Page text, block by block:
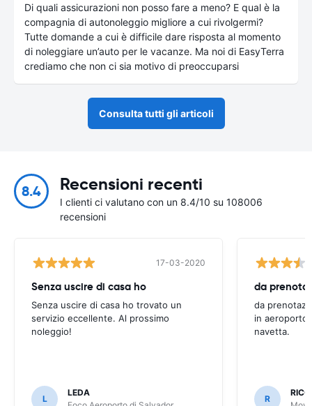
Di quali assicurazioni non posso fare a meno? E qual è la
compagnia di autonoleggio migliore a cui rivolgermi?
Tutte domande a cui è difficile dare risposta al momento
di noleggiare un’auto per le vacanze. Ma noi di EasyTerra
crediamo che non ci sia motivo di preoccuparsi
Consulta tutti gli articoli
8.4 Recensioni recenti
I clienti ci valutano con un 8.4/10 su 108006
recensioni
17-03-2020
Senza uscire di casa ho
Senza uscire di casa ho trovato un
servizio eccellente. Al prossimo
noleggio!
L
LEDA
da
in aeroporto
navetta.
R